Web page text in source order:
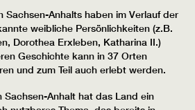
Sachsen-Anhalts haben im Verlauf der
weibliche Persönlichkeiten (z.B.
Dorothea Erxleben, Katharina II.)
Geschichte kann in 37 Orten
und zum Teil auch erlebt werden.
Sachsen-Anhalt hat das Land ein